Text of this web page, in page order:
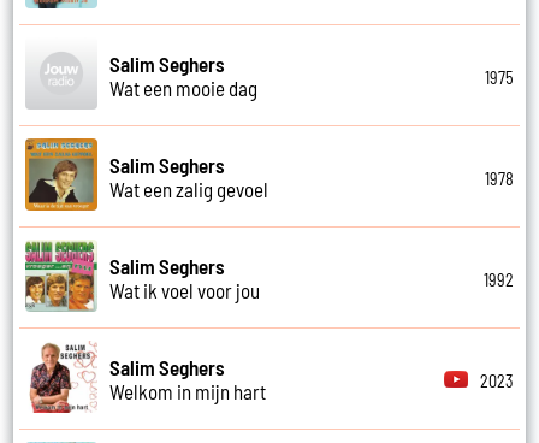
Salim Seghers
Wat een mooie dag
1975
Salim Seghers
Wat een zalig gevoel
1978
Salim Seghers
Wat ik voel voor jou
1992
Salim Seghers
Welkom in mijn hart
2023